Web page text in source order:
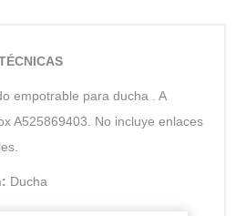
empotrable para ducha . A
A525869403. No incluye enlaces
Ducha